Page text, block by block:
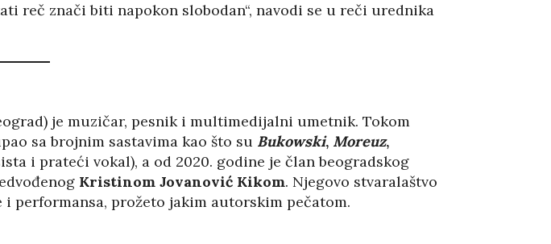
reč znači biti napokon slobodan“, navodi se u reči urednika
je muzičar, pesnik i multimedijalni umetnik. Tokom
sa brojnim sastavima kao što su Bukowski, Moreuz,
i prateći vokal), a od 2020. godine je član beogradskog
Kristinom Jovanović Kikom. Njegovo stvaralaštvo
performansa, prožeto jakim autorskim pečatom.